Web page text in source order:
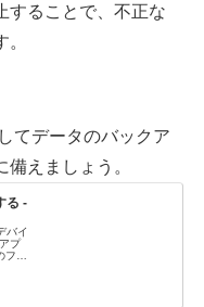
することで、不正な
てデータのバックア
えましょう。
る -
バイ
プ
ファ